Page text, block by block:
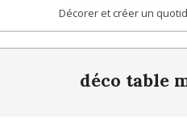
COCON
|
Décorer et créer un
déco table